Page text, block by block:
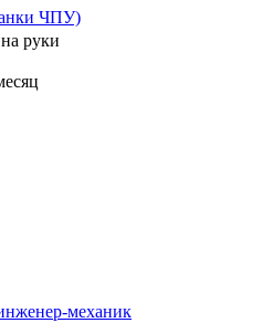
ЧПУ)
на руки
механик